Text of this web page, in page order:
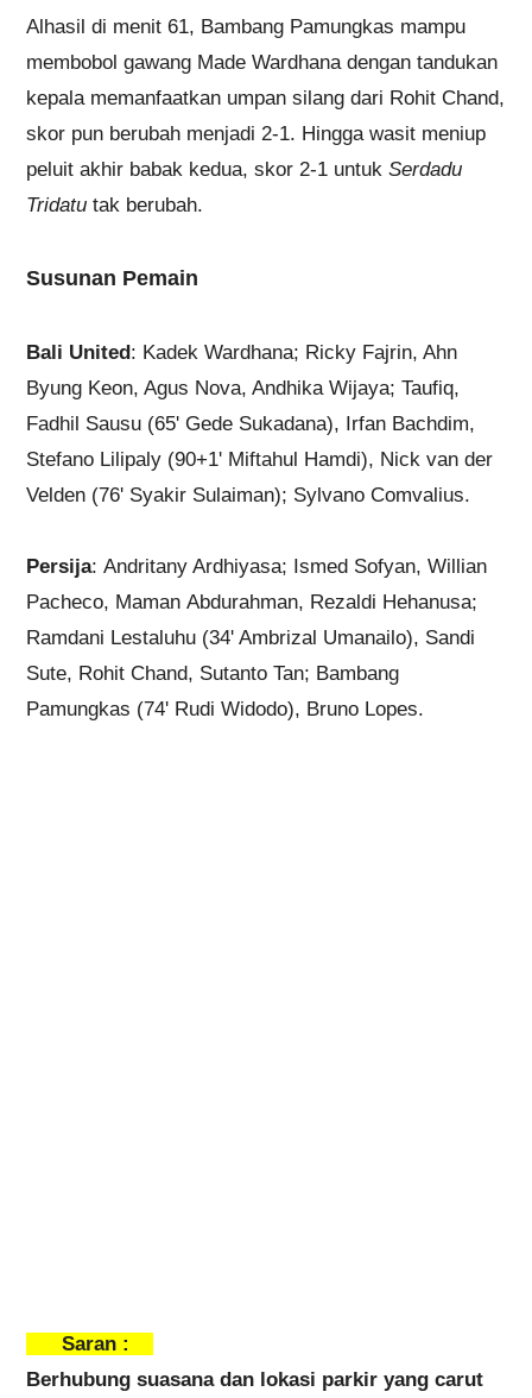
Alhasil di menit 61, Bambang Pamungkas mampu
membobol gawang Made Wardhana dengan tandukan
kepala memanfaatkan umpan silang dari Rohit Chand,
skor pun berubah menjadi 2-1. Hingga wasit meniup
peluit akhir babak kedua, skor 2-1 untuk Serdadu
Tridatu tak berubah.
Susunan Pemain
Bali United : Kadek Wardhana; Ricky Fajrin, Ahn
Byung Keon, Agus Nova, Andhika Wijaya; Taufiq,
Fadhil Sausu (65' Gede Sukadana), Irfan Bachdim,
Stefano Lilipaly (90+1' Miftahul Hamdi), Nick van der
Velden (76' Syakir Sulaiman); Sylvano Comvalius.
Persija: Andritany Ardhiyasa; Ismed Sofyan, Willian
Pacheco, Maman Abdurahman, Rezaldi Hehanusa;
Ramdani Lestaluhu (34' Ambrizal Umanailo), Sandi
Sute, Rohit Chand, Sutanto Tan; Bambang
Pamungkas (74' Rudi Widodo), Bruno Lopes.
Saran :
Berhubung suasana dan lokasi parkir yang carut